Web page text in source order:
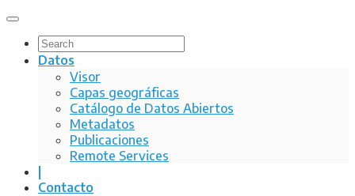
Datos
Visor
Capas geográficas
Catálogo de Datos Abiertos
Metadatos
Publicaciones
Remote Services
Contacto